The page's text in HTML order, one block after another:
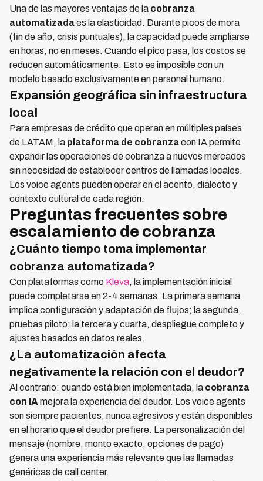
Una de las mayores ventajas de la cobranza
automatizadaes la elasticidad. Durante picos de mora
(fin de año, crisis puntuales), la capacidad puede ampliarse
en horas, no en meses. Cuando el pico pasa, los costos se
reducen automáticamente. Esto es imposible con un
modelo basado exclusivamente en personal humano.
Expansión geográfica sin infraestructura
local
Para empresas de crédito que operan en múltiples países
de LATAM, la plataforma de cobranzacon IA permite
expandir las operaciones de cobranza a nuevos mercados
sin necesidad de establecer centros de llamadas locales.
Los voice agents pueden operar en el acento, dialecto y
contexto cultural de cada región.
Preguntas frecuentes sobre
escalamiento de cobranza
¿Cuánto tiempo toma implementar
cobranza automatizada?
Con plataformas como Kleva, la implementación inicial
puede completarse en 2-4 semanas. La primera semana
implica configuración y adaptación de flujos; la segunda,
pruebas piloto; la tercera y cuarta, despliegue completo y
ajustes basados en datos reales.
¿La automatización afecta
negativamente la relación con el deudor?
Al contrario: cuando está bien implementada, la cobranza
con IA mejora la experiencia del deudor. Los voice agents
son siempre pacientes, nunca agresivos y están disponibles
en el horario que el deudor prefiere. La personalización del
mensaje (nombre, monto exacto, opciones de pago)
genera una experiencia más relevante que las llamadas
genéricas de call center.